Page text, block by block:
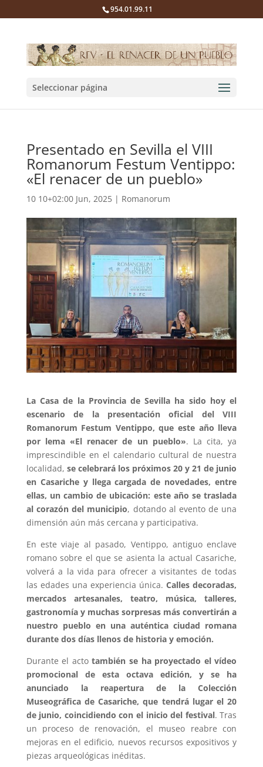
954.01.99.11
Seleccionar página
Presentado en Sevilla el VIII
Romanorum Festum Ventippo:
«El renacer de un pueblo»
10 10+02:00 Jun, 2025| Romanorum
La Casa de la Provincia de Sevilla ha sido hoy el
escenario de la presentación oficial del VIII
Romanorum Festum Ventippo, que este año lleva
por lema «El renacer de un pueblo». La cita, ya
imprescindible en el calendario cultural de nuestra
localidad, se celebrará los próximos 20 y 21 de junio
en Casariche y llega cargada de novedades, entre
ellas, un cambio de ubicación: este año se traslada
al corazón del municipio, dotando al evento de una
dimensión aún más cercana y participativa.
En este viaje al pasado, Ventippo, antiguo enclave
romano sobre el que se asienta la actual Casariche,
volverá a la vida para ofrecer a visitantes de todas
las edades una experiencia única.Calles decoradas,
mercados artesanales, teatro, música, talleres,
gastronomía y muchas sorpresas más convertirán a
nuestro pueblo en una auténtica ciudad romana
durante dos días llenos de historia y emoción.
Durante el actotambién se ha proyectado el vídeo
promocional de esta octava edición, y se ha
anunciado la reapertura de la Colección
Museográfica de Casariche, que tendrá lugar el 20
de junio, coincidiendo con el inicio del festival. Tras
un proceso de renovación, el museo reabre con
mejoras en el edificio, nuevos recursos expositivos y
piezas arqueológicas inéditas.